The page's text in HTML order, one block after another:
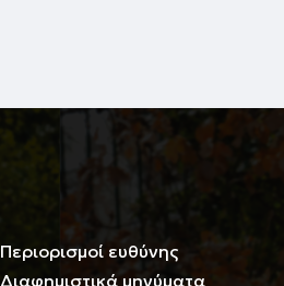
Περιορισμοί ευθύνης
Διαφημιστικά μηνύματα